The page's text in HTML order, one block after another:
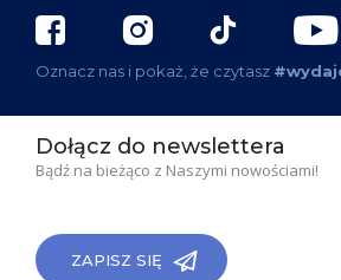
Oznacz nas i pokaż, że czytasz
Dołącz do newslettera
Bądź na bieżąco z Naszymi nowościami!
ZAPISZ SIĘ